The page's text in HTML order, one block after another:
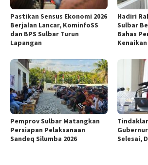
Pastikan Sensus Ekonomi 2026
Berjalan Lancar, KominfoSS
dan BPS Sulbar Turun
Lapangan
Hadiri
Sulbar
Bahas
Pemprov Sulbar Matangkan
Persiapan Pelaksanaan
Sandeq Silumba 2026
Selesai,